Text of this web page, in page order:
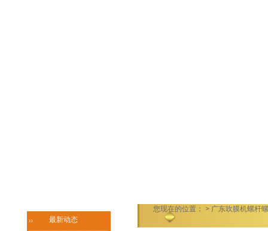
您现在的位置： > 广东吹膜机螺杆
最新动态